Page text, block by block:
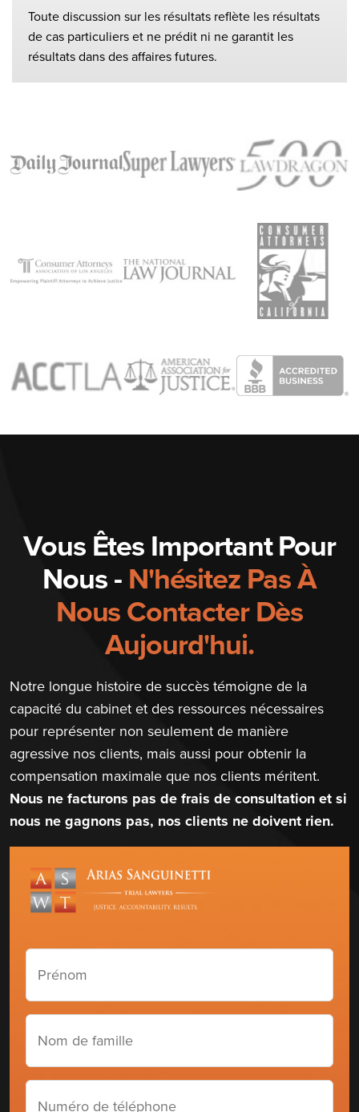
Toute discussion sur les résultats reflète les résultats
de cas particuliers et ne prédit ni ne garantit les
résultats dans des affaires futures.
Vous Êtes Important Pour
Nous -N'hésitez Pas À
Nous Contacter Dès
Aujourd'hui.
Notre longue histoire de succès témoigne de la
capacité du cabinet et des ressources nécessaires
pour représenter non seulement de manière
agressive nos clients, mais aussi pour obtenir la
compensation maximale que nos clients méritent.
Nous ne facturons pas de frais de consultation et si
nous ne gagnons pas, nos clients ne doivent rien.
Prénom
(Required)
Nom
de
famille
(Required)
Numéro